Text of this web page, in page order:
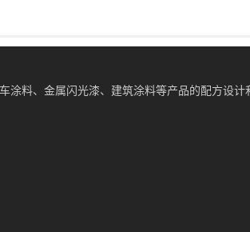
料、金属闪光漆、建筑涂料等产品的配方设